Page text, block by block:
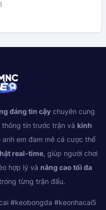
đáng tin cậy chuyên cung
tin trước trận và kinh
anh em đam mê cá cược thể
real-time, giúp người chơi
hợp lý và nâng cao tối đa
từng trận đấu.
#keobongda #keonhacai5